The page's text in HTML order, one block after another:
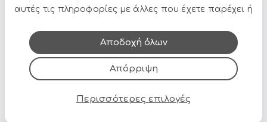
Όλες οι προσφορές και τα νέα του Epilegin,
στο email και τα social media!
αυτές τις πληροφορίες με άλλες που έχετε παρέχει ή
τους.
Απόρριψη
Αποδοχή όλων
Περισσότερες επιλογές